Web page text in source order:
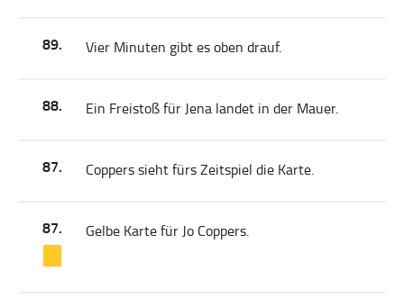
89. Vier Minuten gibt es oben drauf.
88. Ein Freistoß für Jena landet in der Mauer.
87. Coppers sieht fürs Zeitspiel die Karte.
87. Gelbe Karte für Jo Coppers.